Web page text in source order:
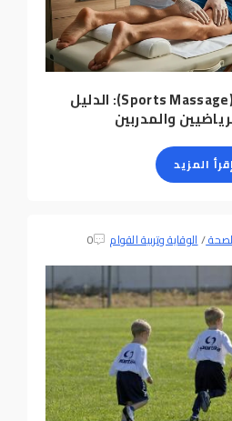
التدليك الرياضي (Sports Massage): الدليل
والمدربين
إقرأ المزيد
/الوقاية وتربية القوام 0